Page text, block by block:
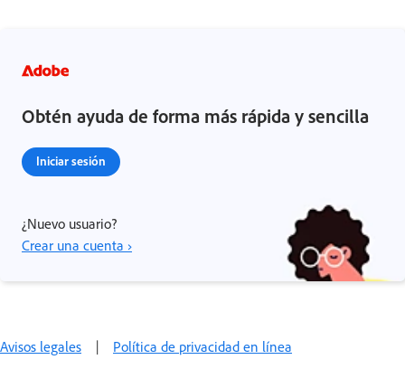
Obtén ayuda de forma más rápida y sencilla
Iniciar sesión
¿Nuevo usuario?
Crear una cuenta ›
Avisos legales | Política de privacidad en línea